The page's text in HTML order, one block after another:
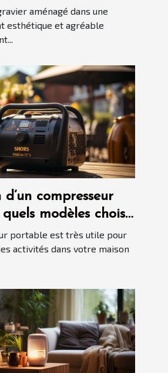
pour garder les
propres ?
aménagé dans une
esthétique et agréable
compresseur
modèles choisir
portable est très utile pour
activités dans votre maison